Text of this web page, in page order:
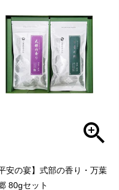
平安の宴】式部の香り・万葉
80gセット